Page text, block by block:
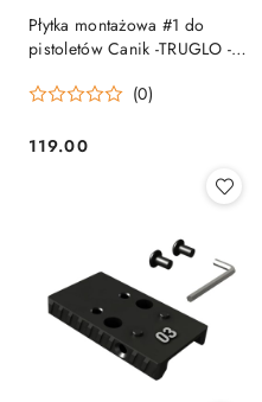
Płytka montażowa #1 do
pistoletów Canik -TRUGLO -
INSIGHT - VORTEX -
Canik
(0)
Cena:
119.00